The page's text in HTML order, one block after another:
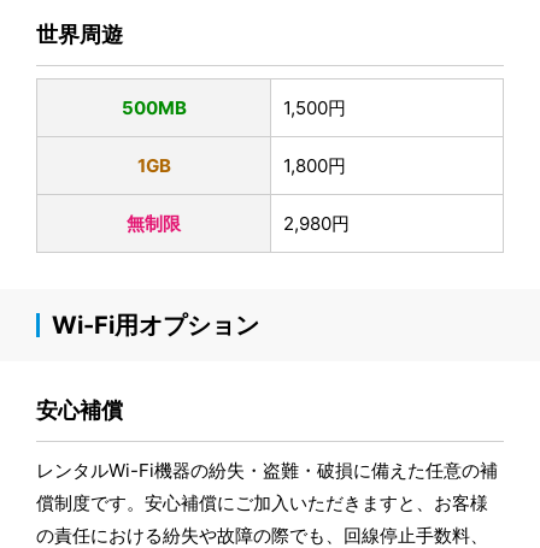
世界周遊
500MB 1,500円
1GB 1,800円
無制限 2,980円
Wi-Fi用オプション
安心補償
レンタルWi-Fi機器の紛失・盗難・破損に備えた任意の補
償制度です。安心補償にご加入いただきますと、お客様
の責任における紛失や故障の際でも、回線停止手数料、